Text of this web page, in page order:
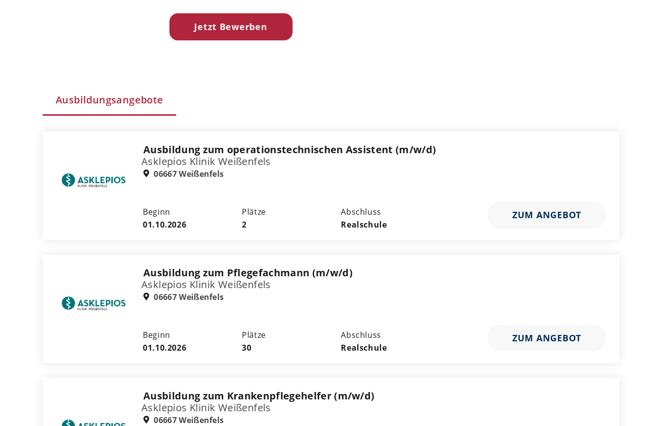
Jetzt Bewerben
Ausbildungsangebote
Ausbildung zum operationstechnischen Assistent (m/w/d)
Asklepios Klinik Weißenfels
06667 Weißenfels
Beginn
01.10.2026
Plätze
2
Abschluss
Realschule
ZUM ANGEBOT
Ausbildung zum Pflegefachmann (m/w/d)
Asklepios Klinik Weißenfels
06667 Weißenfels
Beginn
01.10.2026
Plätze
30
Abschluss
Realschule
ZUM ANGEBOT
Ausbildung zum Krankenpflegehelfer (m/w/d)
Asklepios Klinik Weißenfels
06667 Weißenfels